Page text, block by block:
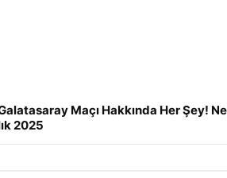
Maçı Hakkında Her Şey!
2025